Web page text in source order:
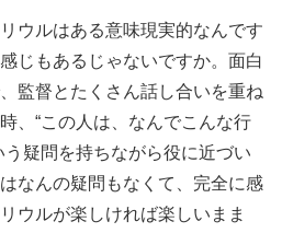
ウルはある意味現実的なんです
じもあるじゃないですか。面白
監督とたくさん話し合いを重ね
、“この人は、なんでこんな行
疑問を持ちながら役に近づい
なんの疑問もなくて、完全に感
ウルが楽しければ楽しいまま